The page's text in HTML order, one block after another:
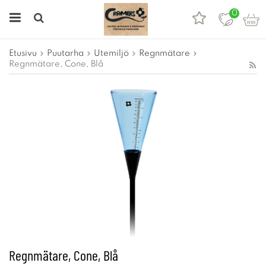
0
Etusivu Puutarha Utemiljö
Regnmätare
Regnmätare, Cone, Blå
Regnmätare, Cone, Blå